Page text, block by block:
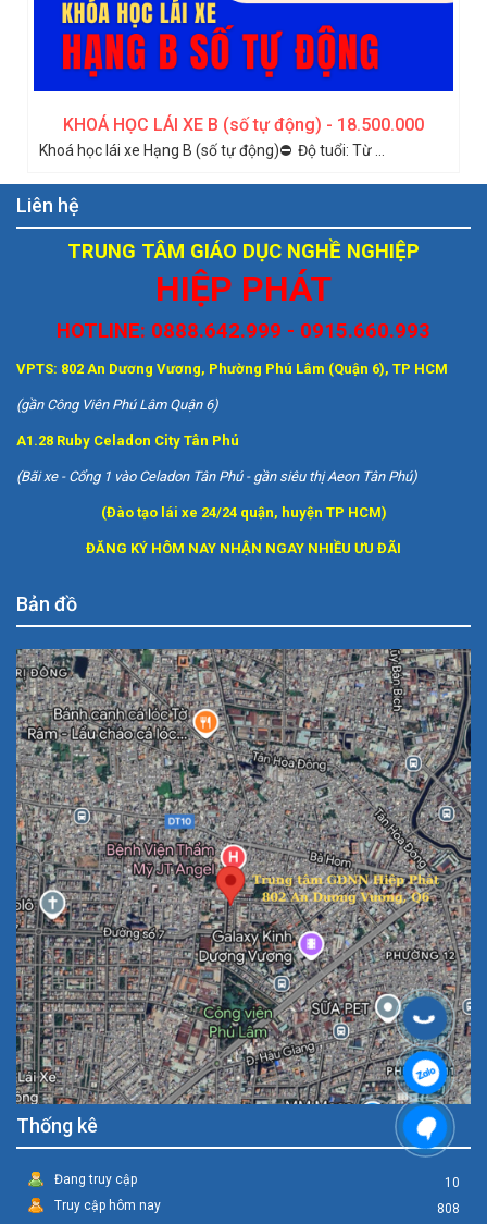
KHOÁ HỌC LÁI XE B (số tự động) - 18.500.000
Khoá học lái xe Hạng B (số tự động)⛔️ Độ tuổi: Từ ...
Liên hệ
TRUNG TÂM GIÁO DỤC NGHỀ NGHIỆP
HIỆP PHÁT
HOTLINE: 0888.642.999 - 0915.660.993
VPTS: 802 An Dương Vương, Phường Phú Lâm (Quận 6), TP HCM
(gần Công Viên Phú Lâm Quận 6)
A1.28 Ruby Celadon City Tân Phú
(Bãi xe - Cổng 1 vào Celadon Tân Phú - gần siêu thị Aeon Tân Phú)
(Đào tạo lái xe 24/24 quận, huyện TP HCM)
ĐĂNG KÝ HÔM NAY NHẬN NGAY NHIỀU ƯU ĐÃI
Bản đồ
Thống kê
Đang truy cập
10
Truy cập hôm nay
808